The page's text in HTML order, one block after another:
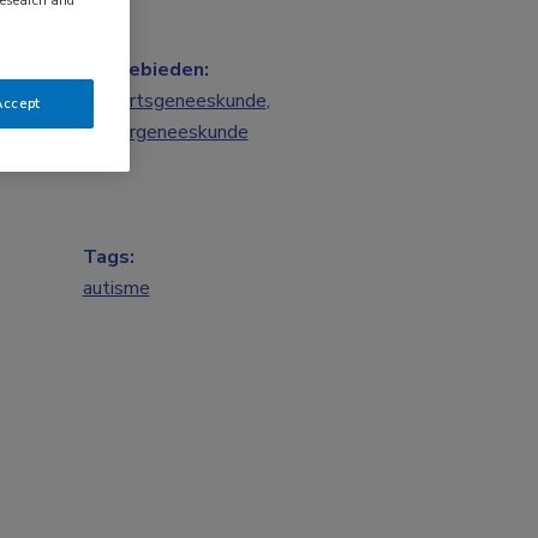
Vakgebieden:
Huisartsgeneeskunde,
Kindergeneeskunde
Tags:
autisme